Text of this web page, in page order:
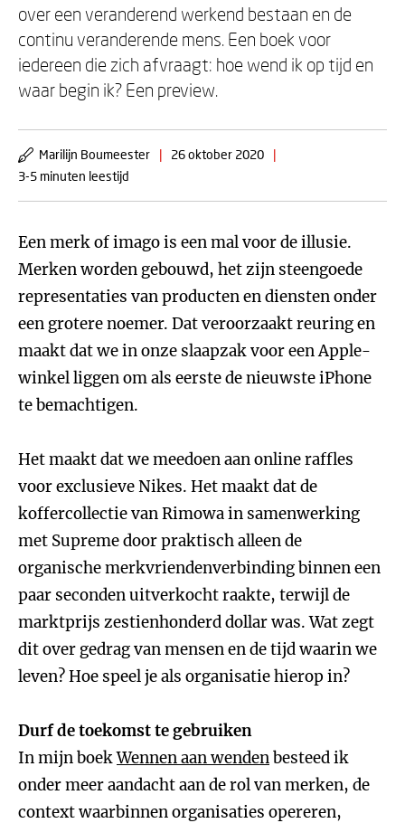
over een veranderend werkend bestaan en de
continu veranderende mens. Een boek voor
iedereen die zich afvraagt: hoe wend ik op tijd en
waar begin ik? Een preview.
Marilijn Boumeester | 26 oktober 2020
|
3-5 minuten leestijd
Een merk of imago is een mal voor de illusie.
Merken worden gebouwd, het zijn steengoede
representaties van producten en diensten onder
een grotere noemer. Dat veroorzaakt reuring en
maakt dat we in onze slaapzak voor een Apple-
winkel liggen om als eerste de nieuwste iPhone
te bemachtigen.
Het maakt dat we meedoen aan online raffles
voor exclusieve Nikes. Het maakt dat de
koffercollectie van Rimowa in samenwerking
met Supreme door praktisch alleen de
organische merkvriendenverbinding binnen een
paar seconden uitverkocht raakte, terwijl de
marktprijs zestienhonderd dollar was. Wat zegt
dit over gedrag van mensen en de tijd waarin we
leven? Hoe speel je als organisatie hierop in?
Durf de toekomst te gebruiken
In mijn boekWennen aan wendenbesteed ik
onder meer aandacht aan de rol van merken, de
context waarbinnen organisaties opereren,